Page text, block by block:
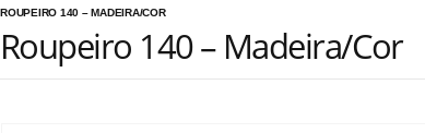
ROUPEIRO 140 – MADEIRA/COR
Roupeiro 140 – Madeira/Cor